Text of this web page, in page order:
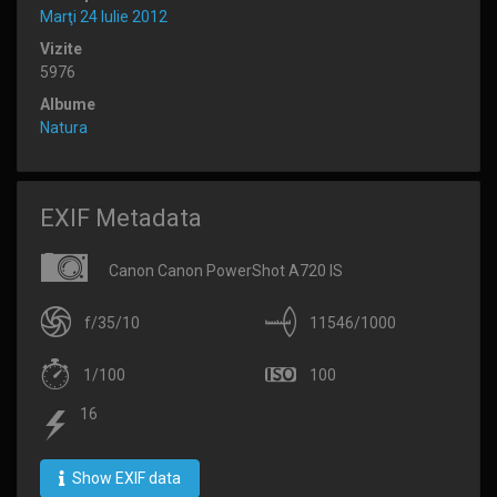
Marţi 24 Iulie 2012
Vizite
5976
Albume
Natura
EXIF Metadata
Canon Canon PowerShot A720 IS
f/35/10 11546/1000
1/100 100
16
Show EXIF data